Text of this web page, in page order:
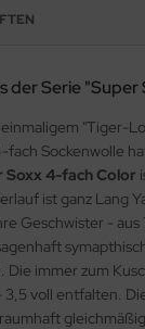
der Serie
"Tiger-
Sockenwolle
Soxx 4-fach Color
ist ganz Lang
Geschwister -
Die immer zum
voll entfalten.